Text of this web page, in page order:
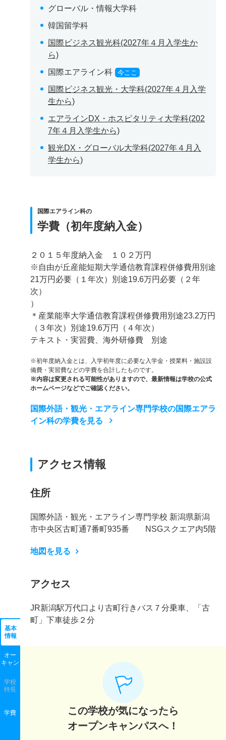
基本
情報
オー
キャン
学校
特長
学費
グローバル・情報大学科
韓国留学科
国際ビジネス観光科(2027年４月入学生か
ら)
国際エアライン科
今ここ
国際ビジネス観光・大学科(2027年４月入学
生から)
エアラインDX・ホスピタリティ大学科(202
7年４月入学生から)
観光DX・グローバル大学科(2027年４月入
学生から)
国際エアライン科の
学費（初年度納入金）
２０１５年度納入金 １０２万円
※自由が丘産能短期大学通信教育課程併修費用別途
21万円必要（１年次）別途19.6万円必要（２年
次）
）
＊産業能率大学通信教育課程併修費用別途23.2万円
（３年次）別途19.6万円（４年次）
テキスト・実習費、海外研修費 別途
※初年度納入金とは、入学初年度に必要な入学金・授業料・施設設
備費・実習費などの学費を合計したものです。
※内容は変更される可能性がありますので、最新情報は学校の公式
ホームページなどでご確認ください。
国際外語・観光・エアライン専門学校の国際エアラ
イン科の学費を見る
アクセス情報
住所
国際外語・観光・エアライン専門学校 新潟県新潟
市中央区古町通7番町935番 NSGスクエア内5階
地図を見る
アクセス
JR新潟駅万代口より古町行きバス７分乗車、「古
町」下車徒歩２分
この学校が気になったら
オープンキャンパスへ！